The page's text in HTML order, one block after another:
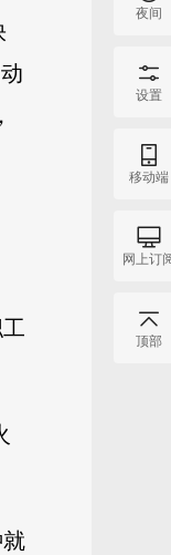
夜间
设置
移动端
网上订
顶部